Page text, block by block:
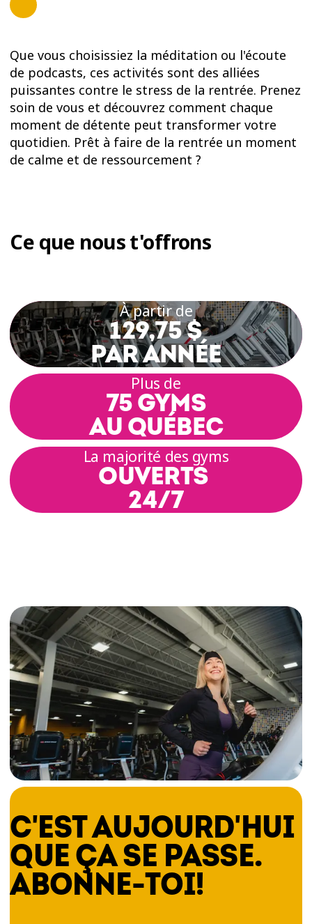
Que vous choisissiez la méditation ou l'écoute
de podcasts, ces activités sont des alliées
puissantes contre le stress de la rentrée. Prenez
soin de vous et découvrez comment chaque
moment de détente peut transformer votre
quotidien. Prêt à faire de la rentrée un moment
de calme et de ressourcement ?
Ce que nous t'offrons
À partir de
129,75 $
PAR ANNÉE
Plus de
75 GYMS
AU QUÉBEC
La majorité des gyms
OUVERTS
24/7
C'EST AUJOURD'HUI
QUE ÇA SE PASSE.
ABONNE-TOI!